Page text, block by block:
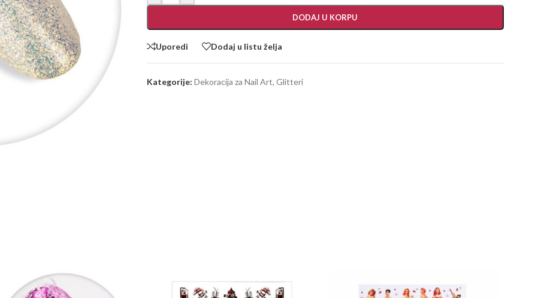
DODAJ U KORPU
Uporedi Dodaj u listu želja
Kategorije: Dekoracija za Nail Art, Glitteri